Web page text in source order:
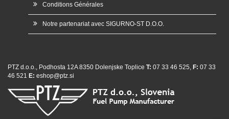
Conditions Générales
Notre partenariat avec SIGURNO-ST D.O.O.
PTZ d.o.o., Podhosta 12A 8350 Dolenjske Toplice T: 07 33 46 525, F: 07 33
46 521 E: eshop@ptz.si